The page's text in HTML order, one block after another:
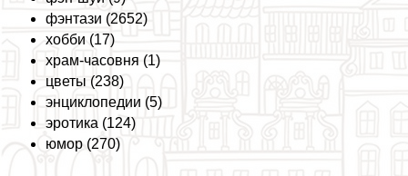
фэнтази (2652)
хобби (17)
храм-часовня (1)
цветы (238)
энциклопедии (5)
эpoтика (124)
юмор (270)